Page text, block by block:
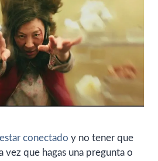
estar conectado y no tener que
vez que hagas una pregunta o